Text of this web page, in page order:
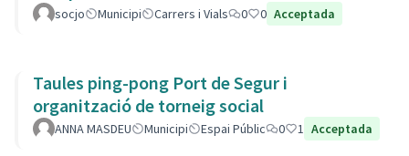
socjo Municipi Carrers i Vials 0 0 Acceptada
Taules ping-pong Port de Segur i
organització de torneig social
ANNA MASDEU Municipi Espai Públic 0 1 Acceptada